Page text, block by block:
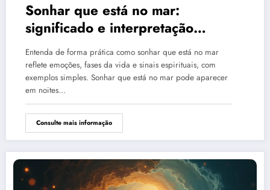
Sonhar que está no mar:
significado e interpretação
espiritual
Entenda de forma prática como sonhar que está no mar
reflete emoções, fases da vida e sinais espirituais, com
exemplos simples. Sonhar que está no mar pode aparecer
em noites…
Consulte mais informação